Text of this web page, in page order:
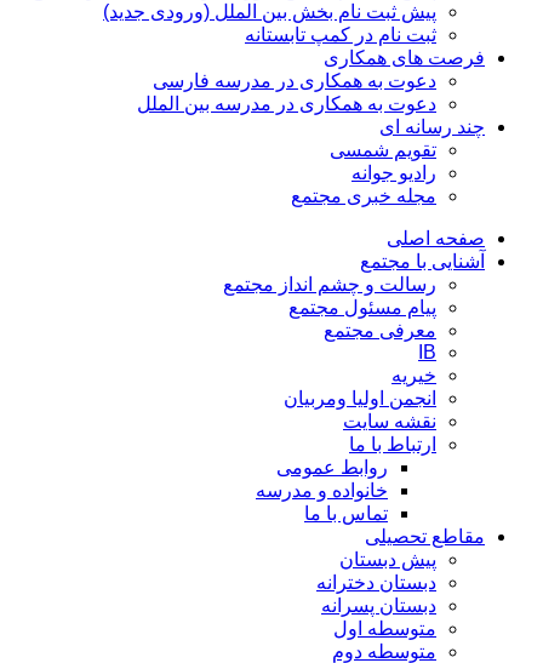
پیش ثبت نام بخش بین الملل (ورودی جدید)
ثبت نام در کمپ تابستانه
فرصت های همکاری
دعوت به همکاری در مدرسه فارسی
دعوت به همکاری در مدرسه بین الملل
چند رسانه ای
تقویم شمسی
رادیو جوانه
مجله خبری مجتمع
صفحه اصلی
آشنایی با مجتمع
رسالت و چشم انداز مجتمع
پیام مسئول مجتمع
معرفی مجتمع
IB
خیریه
انجمن اولیا ومربیان
نقشه سایت
ارتباط با ما
روابط عمومی
خانواده و مدرسه
تماس با ما
مقاطع تحصیلی
پیش دبستان
دبستان دخترانه
دبستان پسرانه
متوسطه اول
متوسطه دوم